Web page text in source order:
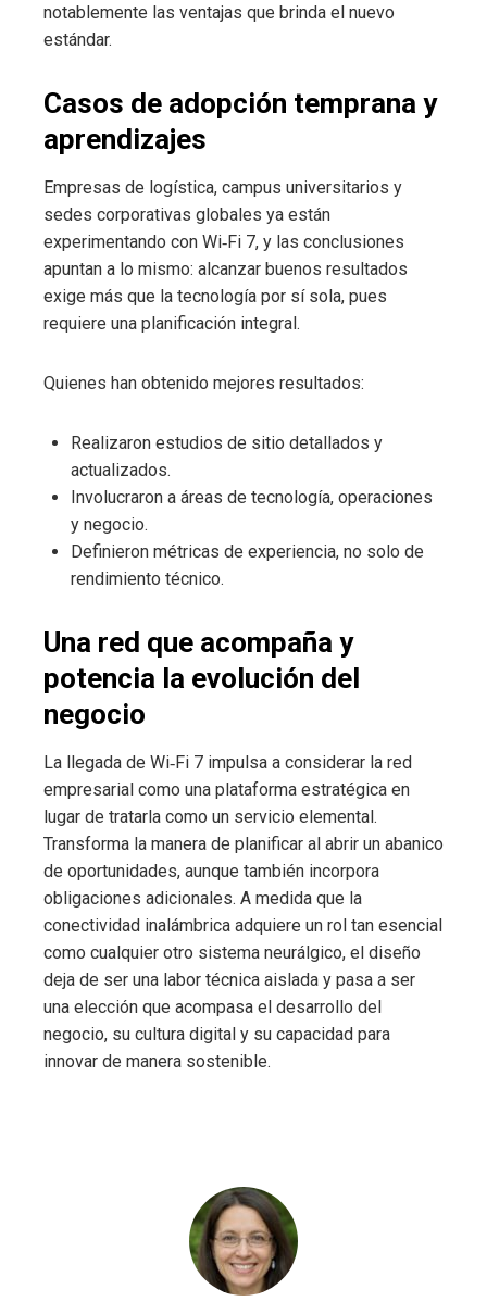
notablemente las ventajas que brinda el nuevo
estándar.
Casos de adopción temprana y
aprendizajes
Empresas de logística, campus universitarios y
sedes corporativas globales ya están
experimentando con Wi‑Fi 7, y las conclusiones
apuntan a lo mismo: alcanzar buenos resultados
exige más que la tecnología por sí sola, pues
requiere una planificación integral.
Quienes han obtenido mejores resultados:
Realizaron estudios de sitio detallados y
actualizados.
Involucraron a áreas de tecnología, operaciones
y negocio.
Definieron métricas de experiencia, no solo de
rendimiento técnico.
Una red que acompaña y
potencia la evolución del
negocio
La llegada de Wi‑Fi 7 impulsa a considerar la red
empresarial como una plataforma estratégica en
lugar de tratarla como un servicio elemental.
Transforma la manera de planificar al abrir un abanico
de oportunidades, aunque también incorpora
obligaciones adicionales. A medida que la
conectividad inalámbrica adquiere un rol tan esencial
como cualquier otro sistema neurálgico, el diseño
deja de ser una labor técnica aislada y pasa a ser
una elección que acompasa el desarrollo del
negocio, su cultura digital y su capacidad para
innovar de manera sostenible.